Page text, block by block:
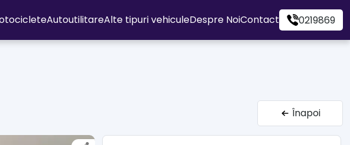
AutoutilitareAlte tipuri vehiculeDespre NoiContact 0219869
Înapoi